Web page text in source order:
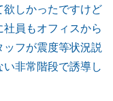
欲しかったですけど
員もオフィスから
フが震度等状況説
非常階段で誘導し